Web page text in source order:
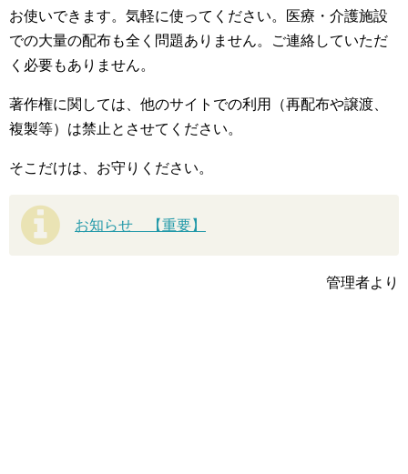
お使いできます。気軽に使ってください。医療・介護施設
での大量の配布も全く問題ありません。ご連絡していただ
く必要もありません。
著作権に関しては、他のサイトでの利用（再配布や譲渡、
複製等）は禁止とさせてください。
そこだけは、お守りください。
お知らせ 【重要】
管理者より